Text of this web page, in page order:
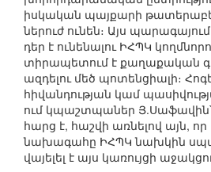
իսկական պայքարի
ներուժ ունեն։ Այս
դեր է ունենալու ԻՀՊԿ
տիրապետում է քաղաքական
ազդելու մեծ պոտենցիալի։
հիվանդության կամ
ում կպաշտպաներ
հարց է, հաշվի առնելով այն,
նախագահը ԻՀՊԿ նախկին սպա
վայելել է այս կառույցի